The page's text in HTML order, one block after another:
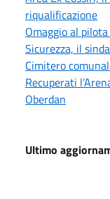
riqualificazione
Omaggio al
Sicurezza, il
Cimitero
Recuperati
Oberdan
Ultimo